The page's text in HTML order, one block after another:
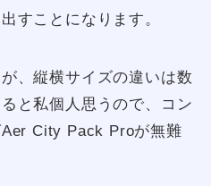
すことになります。
、縦横サイズの違いは数
と私個人思うので、コン
City Pack Proが無難